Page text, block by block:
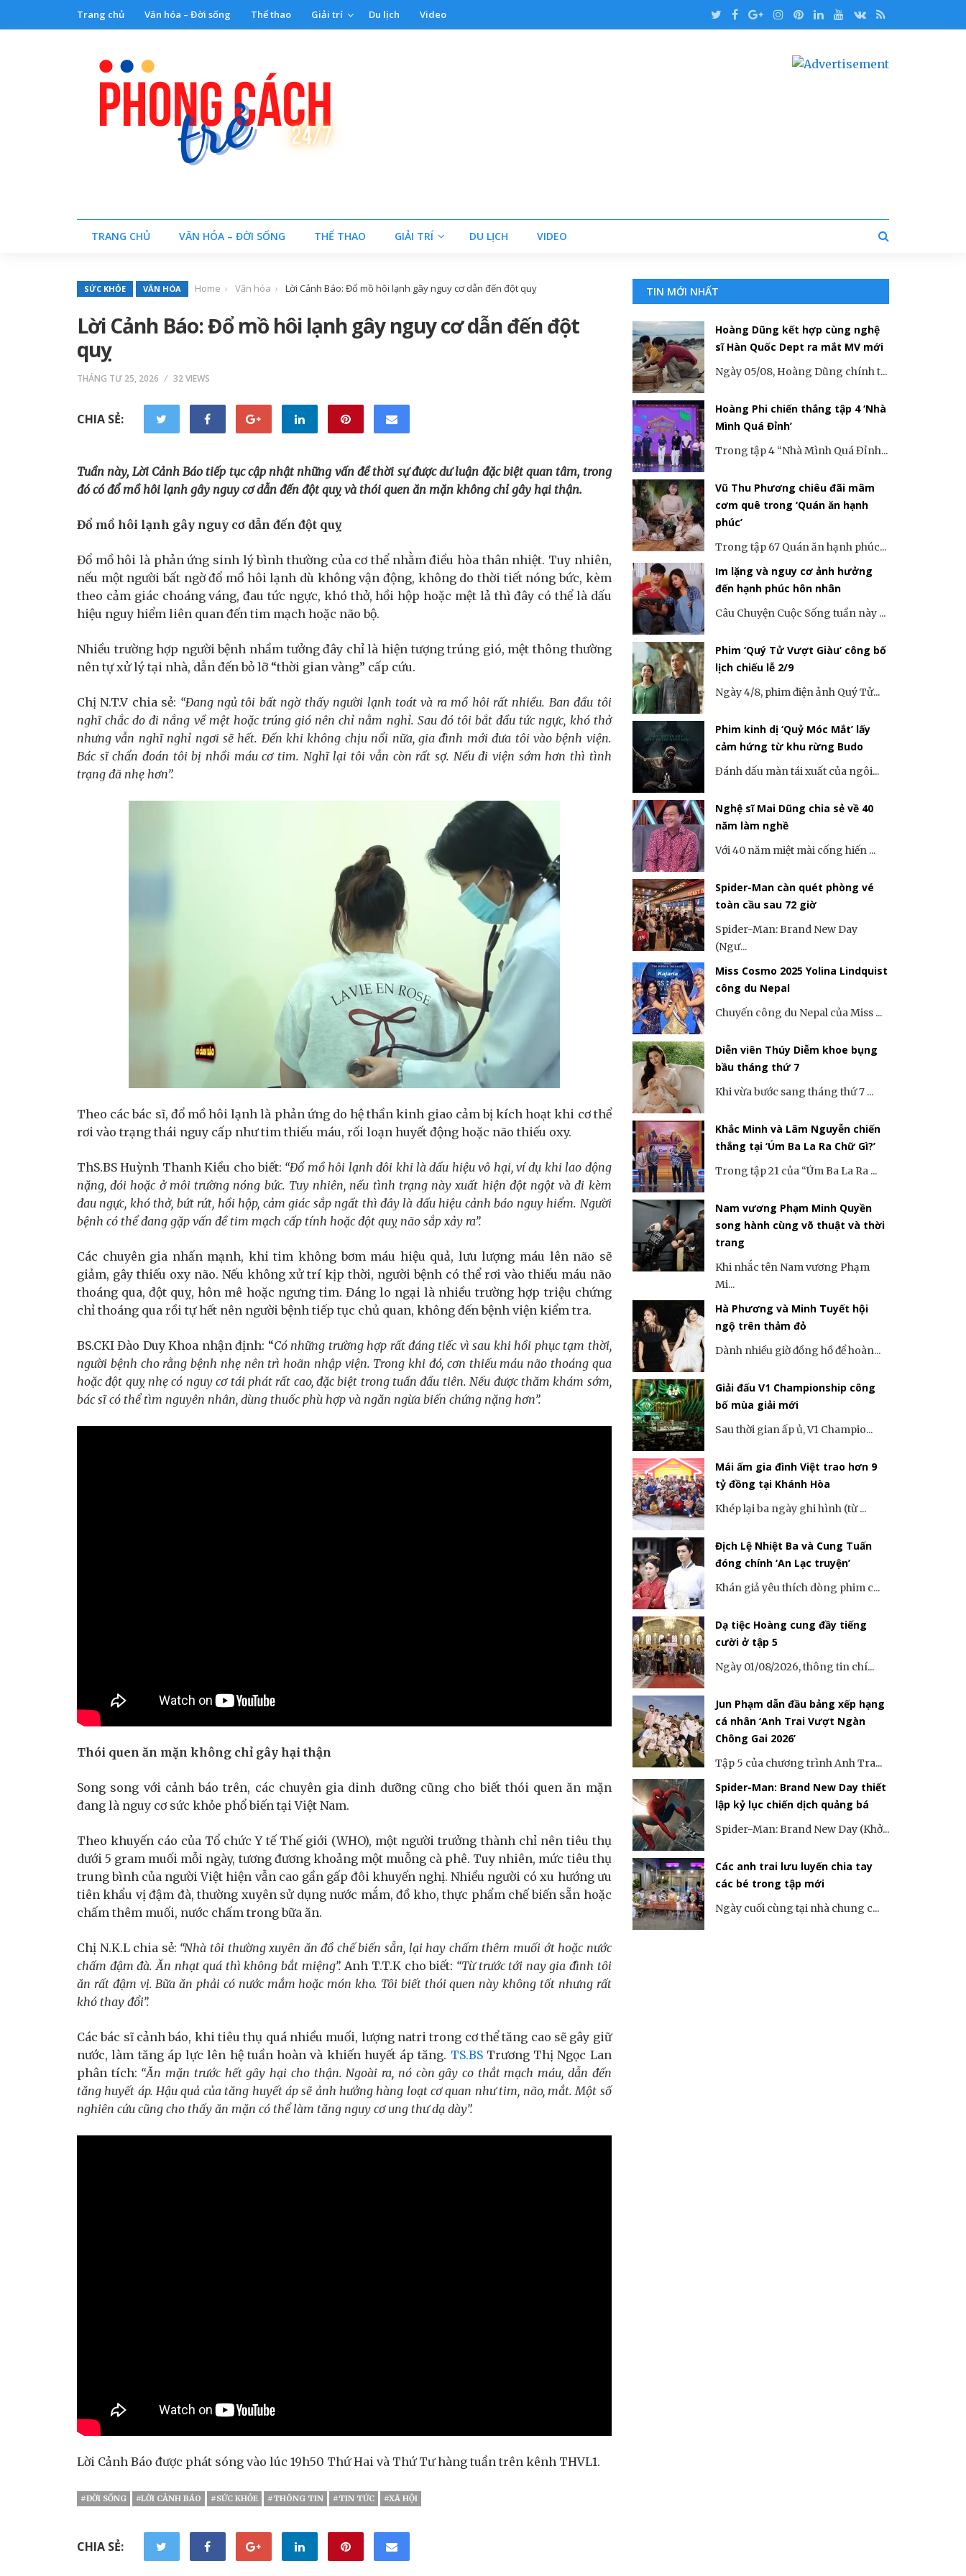
Trang chủ Văn hóa – Đời sống Thể thao Giải trí Du lịch Video
TRANG CHỦ VĂN HÓA – ĐỜI SỐNG THỂ THAO GIẢI TRÍ DU LỊCH VIDEO
SỨC KHỎE VĂN HÓA Home Văn hóa Lời Cảnh Báo: Đổ mồ hôi lạnh gây nguy cơ dẫn đến đột quỵ
Lời Cảnh Báo: Đổ mồ hôi lạnh gây nguy cơ dẫn đến đột
quỵ
THÁNG TƯ 25, 2026 32 VIEWS
CHIA SẺ:
Tuần này, Lời Cảnh Báo tiếp tục cập nhật những vấn đề thời sự được dư luận đặc biệtquan tâm, trong
đó có đổmồ hôi lạnh gây nguy cơ dẫn đến đột quỵ và thói quen ăn mặn không chỉ gây hại thận.
Đổ mồ hôi lạnh gây nguy cơ dẫn đến đột quỵ
Đổ mồ hôi là phản ứng sinh lý bình thường của cơ thể nhằm điều hòa thân nhiệt. Tuy nhiên,
nếu một người bất ngờ đổ mồ hôi lạnh dù không vận động, không do thời tiết nóng bức, kèm
theo cảm giác choáng váng, đau tức ngực, khó thở, hồi hộp hoặc mệt lả thì đây có thể là dấu
hiệu nguy hiểm liên quan đến tim mạch hoặc não bộ.
Nhiều trường hợp người bệnh nhầm tưởng đây chỉ là hiện tượng trúng gió, mệt thông thường
nên tự xử lý tại nhà, dẫn đến bỏ lỡ “thời gian vàng” cấp cứu.
Chị N.T.V chia sẻ: “Đang ngủ tôi bất ngờ thấy người lạnh toát và ra mồ hôi rất nhiều. Ban đầu tôi
nghĩ chắc do đi nắng về mệt hoặc trúng gió nên chỉ nằm nghỉ. Sau đó tôi bắt đầu tức ngực, khó thở
nhưng vẫn nghĩ nghỉ ngơi sẽ hết. Đến khi không chịu nổi nữa, gia đình mới đưa tôi vào bệnh viện.
Bác sĩ chẩn đoán tôi bị nhồi máu cơ tim. Nghĩ lại tôi vẫn còn rất sợ. Nếu đi viện sớm hơn thì tình
trạng đã nhẹ hơn”.
Theo các bác sĩ, đổ mồ hôi lạnh là phản ứng do hệ thần kinh giao cảm bị kích hoạt khi cơ thể
rơi vào trạng thái nguy cấp như tim thiếu máu, rối loạn huyết động hoặc não thiếu oxy.
ThS.BS Huỳnh Thanh Kiều cho biết: “Đổ mồ hôi lạnh đôi khi là dấu hiệu vô hại, ví dụ khi lao động
nặng, đói hoặc ở môi trường nóng bức. Tuy nhiên, nếu tình trạng này xuất hiện đột ngột và đi kèm
đau ngực, khó thở, bứt rứt, hồi hộp, cảm giác sắp ngất thì đây là dấu hiệu cảnh báo nguy hiểm. Người
bệnh có thể đang gặp vấn đề tim mạch cấp tính hoặc đột quỵ não sắp xảy ra”.
Các chuyên gia nhấn mạnh, khi tim không bơm máu hiệu quả, lưu lượng máu lên não sẽ
giảm, gây thiếu oxy não. Nếu không xử trí kịp thời, người bệnh có thể rơi vào thiếu máu não
thoáng qua, đột quỵ, hôn mê hoặc ngưng tim. Đáng lo ngại là nhiều trường hợp triệu chứng
chỉ thoáng qua rồi tự hết nên người bệnh tiếp tục chủ quan, không đến bệnh viện kiểm tra.
BS.CKI Đào Duy Khoa nhận định: “Có những trường hợp rất đáng tiếc vì sau khi hồi phục tạm thời,
người bệnh cho rằng bệnh nhẹ nên trì hoãn nhập viện. Trong khi đó, cơn thiếu máu não thoáng qua
hoặc đột quỵ nhẹ có nguy cơ tái phát rất cao, đặc biệt trong tuần đầu tiên. Nếu được thăm khám sớm,
bác sĩ có thể tìm nguyên nhân, dùng thuốc phù hợp và ngăn ngừa biến chứng nặng hơn”.
Thói quen ăn mặn không chỉ gây hại thận
Song song với cảnh báo trên, các chuyên gia dinh dưỡng cũng cho biết thói quen ăn mặn
đang là nguy cơ sức khỏe phổ biến tại Việt Nam.
Theo khuyến cáo của Tổ chức Y tế Thế giới (WHO), một người trưởng thành chỉ nên tiêu thụ
dưới 5 gram muối mỗi ngày, tương đương khoảng một muỗng cà phê. Tuy nhiên, mức tiêu thụ
trung bình của người Việt hiện vẫn cao gần gấp đôi khuyến nghị. Nhiều người có xu hướng ưu
tiên khẩu vị đậm đà, thường xuyên sử dụng nước mắm, đồ kho, thực phẩm chế biến sẵn hoặc
chấm thêm muối, nước chấm trong bữa ăn.
Chị N.K.L chia sẻ: “Nhà tôi thường xuyên ăn đồ chế biến sẵn, lại hay chấm thêm muối ớt hoặc nước
chấm đậm đà. Ăn nhạt quá thì không bắt miệng”. Anh T.T.K cho biết: “Từ trước tới nay gia đình tôi
ăn rất đậm vị. Bữa ăn phải có nước mắm hoặc món kho. Tôi biết thói quen này không tốt nhưng rất
khó thay đổi”.
Các bác sĩ cảnh báo, khi tiêu thụ quá nhiều muối, lượng natri trong cơ thể tăng cao sẽ gây giữ
nước, làm tăng áp lực lên hệ tuần hoàn và khiến huyết áp tăng. TS.BSTrương Thị Ngọc Lan
phân tích: “Ăn mặn trước hết gây hại cho thận. Ngoài ra, nó còn gây co thắt mạch máu, dẫn đến
tăng huyết áp. Hậu quả của tăng huyết áp sẽ ảnh hưởng hàng loạt cơ quan như tim, não, mắt. Một số
nghiên cứu cũng cho thấy ăn mặn có thể làm tăng nguy cơ ung thư dạ dày”.
Lời Cảnh Báo được phát sóng vào lúc 19h50 Thứ Hai và Thứ Tư hàng tuần trên kênh THVL1.
#ĐỜI SỐNG #LỜI CẢNH BÁO #SỨC KHỎE #THÔNG TIN #TIN TỨC #XÃ HỘI
CHIA SẺ:
TIN MỚI NHẤT
Hoàng Dũng kết hợp cùng nghệ
sĩ Hàn Quốc Dept ra mắt MV mới
Ngày 05/08, Hoàng Dũng chính t...
Hoàng Phi chiến thắng tập 4 ‘Nhà
Mình Quá Đỉnh’
Trong tập 4 “Nhà Mình Quá Đỉnh...
Vũ Thu Phương chiêu đãi mâm
cơm quê trong ‘Quán ăn hạnh
phúc’
Trong tập 67 Quán ăn hạnh phúc...
Im lặng và nguy cơ ảnh hưởng
đến hạnh phúc hôn nhân
Câu Chuyện Cuộc Sống tuần này ...
Phim ‘Quý Tử Vượt Giàu’ công bố
lịch chiếu lễ 2/9
Ngày 4/8, phim điện ảnh Quý Tử...
Phim kinh dị ‘Quỷ Móc Mắt’ lấy
cảm hứng từ khu rừng Budo
Đánh dấu màn tái xuất của ngôi...
Nghệ sĩ Mai Dũng chia sẻ về 40
năm làm nghề
Với 40 năm miệt mài cống hiến ...
Spider-Man càn quét phòng vé
toàn cầu sau 72 giờ
Spider-Man: Brand New Day
(Ngư...
Miss Cosmo 2025 Yolina Lindquist
công du Nepal
Chuyến công du Nepal của Miss ...
Diễn viên Thúy Diễm khoe bụng
bầu tháng thứ 7
Khi vừa bước sang tháng thứ 7 ...
Khắc Minh và Lâm Nguyễn chiến
thắng tại ‘Úm Ba La Ra Chữ Gì?’
Trong tập 21 của “Úm Ba La Ra ...
Nam vương Phạm Minh Quyền
song hành cùng võ thuật và thời
trang
Khi nhắc tên Nam vương Phạm
Mi...
Hà Phương và Minh Tuyết hội
ngộ trên thảm đỏ
Dành nhiều giờ đồng hồ để hoàn...
Giải đấu V1 Championship công
bố mùa giải mới
Sau thời gian ấp ủ, V1 Champio...
Mái ấm gia đình Việt trao hơn 9
tỷ đồng tại Khánh Hòa
Khép lại ba ngày ghi hình (từ ...
Địch Lệ Nhiệt Ba và Cung Tuấn
đóng chính ‘An Lạc truyện’
Khán giả yêu thích dòng phim c...
Dạ tiệc Hoàng cung đầy tiếng
cười ở tập 5
Ngày 01/08/2026, thông tin chí...
Jun Phạm dẫn đầu bảng xếp hạng
cá nhân ‘Anh Trai Vượt Ngàn
Chông Gai 2026’
Tập 5 của chương trình Anh Tra...
Spider-Man: Brand New Day thiết
lập kỷ lục chiến dịch quảng bá
Spider-Man: Brand New Day (Khở...
Các anh trai lưu luyến chia tay
các bé trong tập mới
Ngày cuối cùng tại nhà chung c...